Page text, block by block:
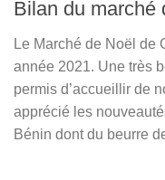
Bilan du marché
Le Marché de Noël de
année 2021. Une très
permis d’accueillir de
apprécié les
Bénin dont du beurre